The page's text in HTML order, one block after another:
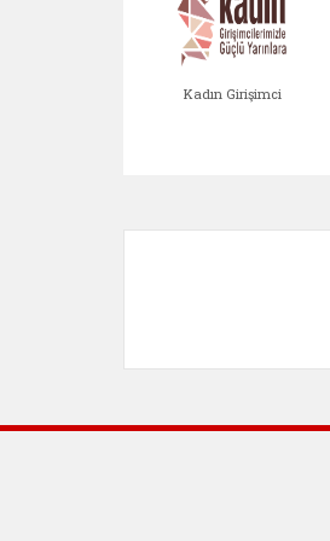
Kadın Girişimci